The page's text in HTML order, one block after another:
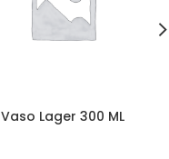
Vaso Lager 300 ML